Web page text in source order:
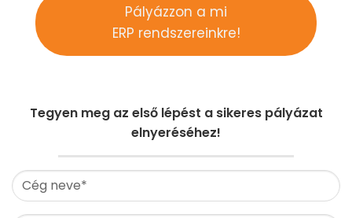
Pályázzon a mi
ERP rendszereinkre!
Tegyen meg az első lépést a sikeres pályázat
elnyeréséhez!